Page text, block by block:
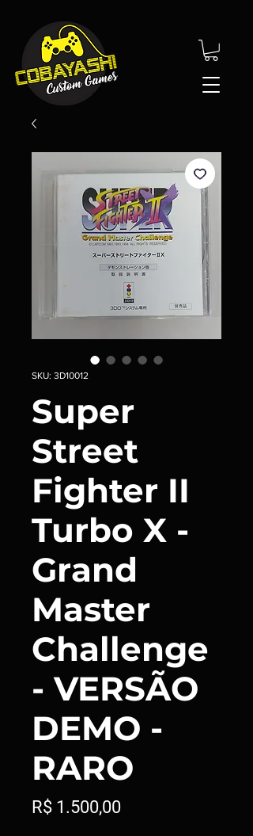
SKU: 3D10012
Super
Street
Fighter II
Turbo X -
Grand
Master
Challenge
- VERSÃO
DEMO -
RARO
R$ 1.500,00Preço